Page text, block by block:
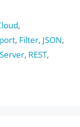
,
, Filter, JSON,
, REST,